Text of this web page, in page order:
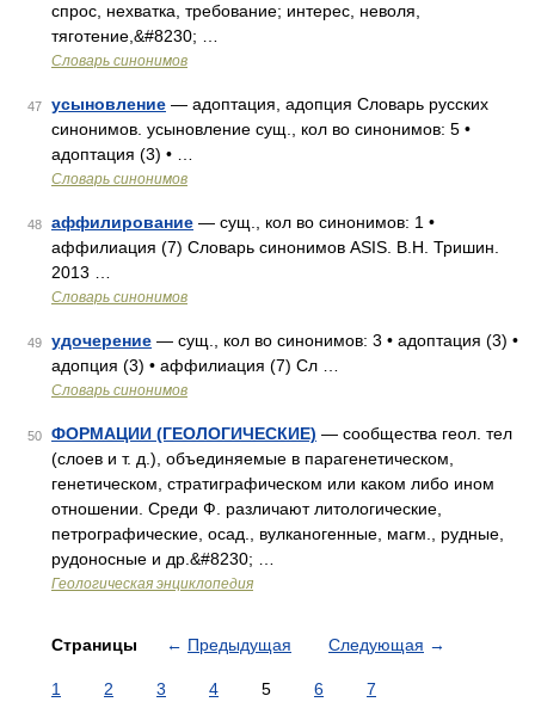
спрос, нехватка, требование; интерес, неволя,
тяготение,&#8230; …
Словарь синонимов
47 усыновление — адоптация, адопция Словарь русских
синонимов. усыновление сущ., кол во синонимов: 5 •
адоптация (3) • …
Словарь синонимов
48 аффилирование — сущ., кол во синонимов: 1 •
аффилиация (7) Словарь синонимов ASIS. В.Н. Тришин.
2013 …
Словарь синонимов
49 удочерение — сущ., кол во синонимов: 3 • адоптация (3) •
адопция (3) • аффилиация (7) Сл …
Словарь синонимов
50 ФОРМАЦИИ (ГЕОЛОГИЧЕСКИЕ) — сообщества геол. тел
(слоев и т. д.), объединяемые в парагенетическом,
генетическом, стратиграфическом или каком либо ином
отношении. Среди Ф. различают литологические,
петрографические, осад., вулканогенные, магм., рудные,
рудоносные и др.&#8230; …
Геологическая энциклопедия
Страницы ← Предыдущая Следующая →
1 2 3 4 5 6 7